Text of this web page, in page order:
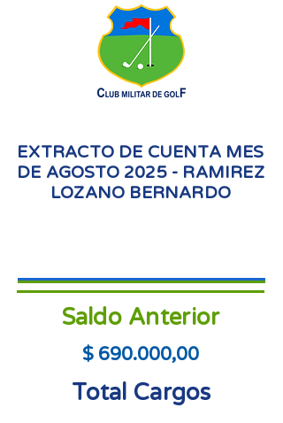
EXTRACTO DE CUENTA MES
DE AGOSTO 2025 - RAMIREZ
LOZANO BERNARDO
Saldo Anterior
$ 690.000,00
Total Cargos